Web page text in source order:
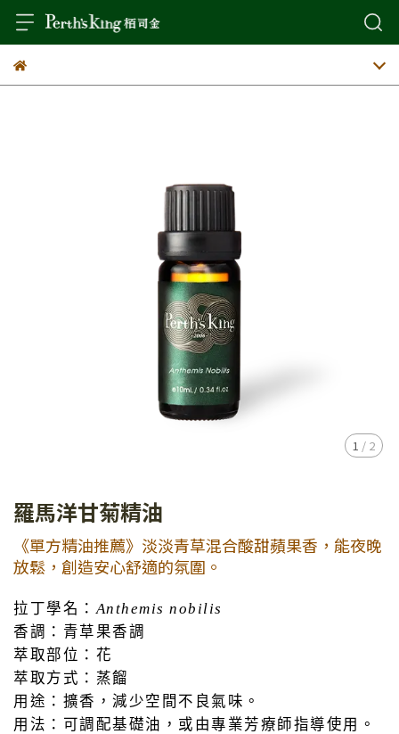
1 / 2
羅馬洋甘菊精油
《單方精油推薦》淡淡青草混合酸甜蘋果香，能夜晚
放鬆，創造安心舒適的氛圍。
拉丁學名：Anthemis nobilis
香調：青草果香調
萃取部位：花
萃取方式：蒸餾
用途：擴香，減少空間不良氣味。
用法：可調配基礎油，或由專業芳療師指導使用。